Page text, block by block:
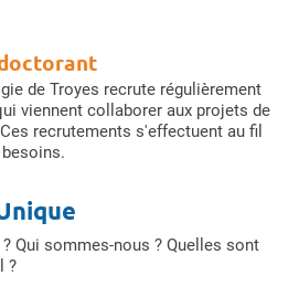
de Troyes recrute régulièrement
viennent collaborer aux projets de
recrutements s'effectuent au fil
Qui sommes-nous ? Quelles sont
?